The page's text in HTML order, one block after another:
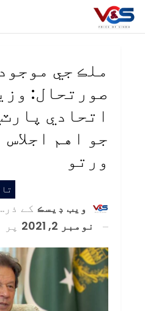
ملڪ جي
صورتحال:
اتحادي
جو اهم
ورتو
ويب ڊيسڪ کے ذریعہ
نومبر 2, 2021
پر